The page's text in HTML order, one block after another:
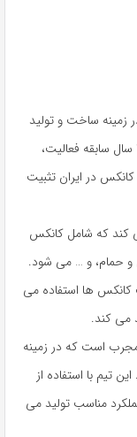
ساخت و تولید
انواع کانکس در ایران است. این شرکت با بیش از ۲۰ سال سابقه فعالیت،
در ایران تثبیت
کند که شامل کانکس
و حمام، و … می شود.
کانکس ها استفاده می
می کند.
است که در زمینه
تیم با استفاده از
مناسب تولید می